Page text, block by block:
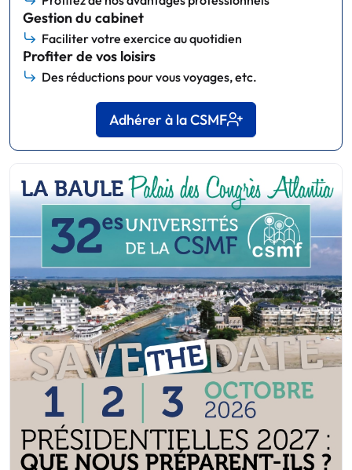
Gestion du cabinet
Faciliter votre exercice au quotidien
Profiter de vos loisirs
Des réductions pour vous voyages, etc.
Adhérer à la CSMF